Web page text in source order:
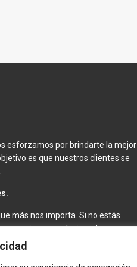
esforzamos por brindarte la mejor
es que nuestros clientes se
más nos importa. Si no estás
para solucionarlo.
apartamentos en óptimas
estancia sea inolvidable.